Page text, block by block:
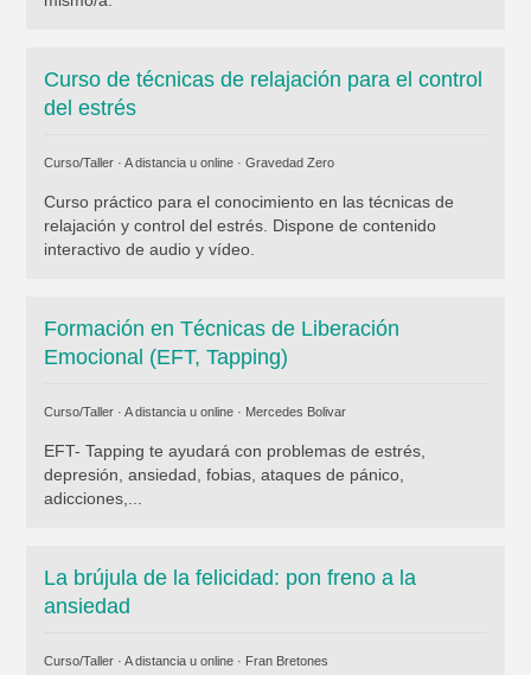
Curso de técnicas de relajación para el control
del estrés
Curso/Taller · A distancia u online · Gravedad Zero
Curso práctico para el conocimiento en las técnicas de
relajación y control del estrés. Dispone de contenido
interactivo de audio y vídeo.
Formación en Técnicas de Liberación
Emocional (EFT, Tapping)
Curso/Taller · A distancia u online · Mercedes Bolivar
EFT- Tapping te ayudará con problemas de estrés,
depresión, ansiedad, fobias, ataques de pánico,
adicciones,...
La brújula de la felicidad: pon freno a la
ansiedad
Curso/Taller · A distancia u online · Fran Bretones